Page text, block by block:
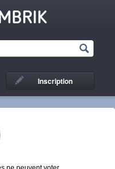
Inscription